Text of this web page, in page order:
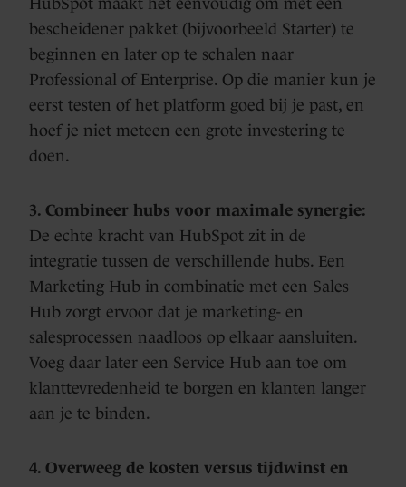
HubSpot maakt het eenvoudig om met een
bescheidener pakket (bijvoorbeeld Starter) te
beginnen en later op te schalen naar
Professional of Enterprise. Op die manier kun je
eerst testen of het platform goed bij je past, en
hoef je niet meteen een grote investering te
doen.
3. Combineer hubs voor maximale synergie:
De echte kracht van HubSpot zit in de
integratie tussen de verschillende hubs. Een
Marketing Hub in combinatie met een Sales
Hub zorgt ervoor dat je marketing- en
salesprocessen naadloos op elkaar aansluiten.
Voeg daar later een Service Hub aan toe om
klanttevredenheid te borgen en klanten langer
aan je te binden.
4. Overweeg de kosten versus tijdwinst en